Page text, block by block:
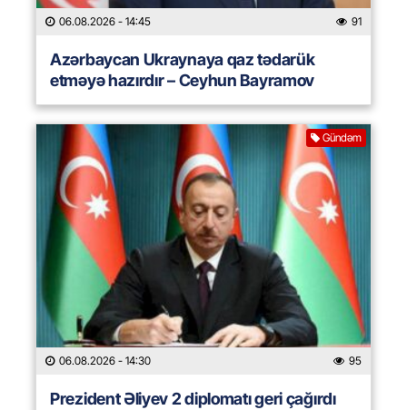
06.08.2026 - 14:45 91
Azərbaycan Ukraynaya qaz tədarük
etməyə hazırdır – Ceyhun Bayramov
Gündəm
06.08.2026 - 14:30 95
Prezident Əliyev 2 diplomatı geri çağırdı